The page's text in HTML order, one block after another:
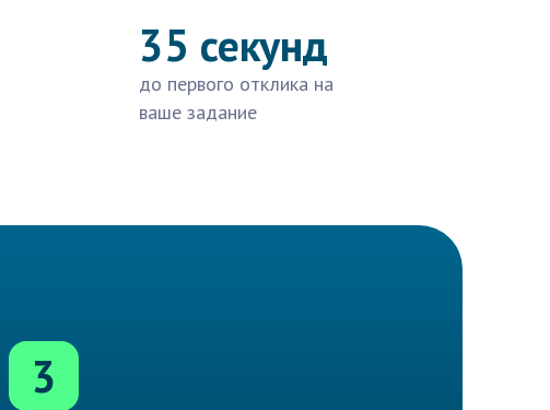
35 секунд
до первого отклика на
ваше задание
3